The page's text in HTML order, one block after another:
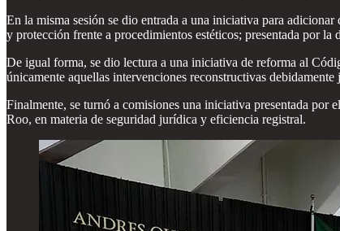
En la misma sesión se dio entrada a una iniciativa para
y protección frente a procedimientos estéticos; presentada por
De igual forma, se dio lectura a una iniciativa de reforma al
únicamente aquellas intervenciones reconstructivas
Finalmente, se turnó a comisiones una iniciativa presentada
Roo, en materia de seguridad jurídica y eficiencia registral.